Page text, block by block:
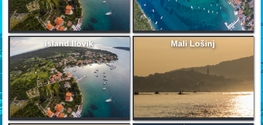
island Ilovik Mali Lošinj